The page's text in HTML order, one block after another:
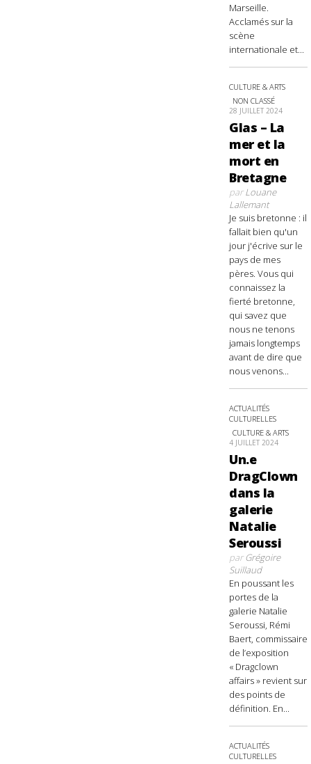
Marseille.
Acclamés sur la
scène
internationale et...
CULTURE & ARTS
NON CLASSÉ
28 JUILLET 2024
Glas – La
mer et la
mort en
Bretagne
parLouane
Lallemant
Je suis bretonne : il
fallait bien qu'un
jour j'écrive sur le
pays de mes
pères. Vous qui
connaissez la
fierté bretonne,
qui savez que
nous ne tenons
jamais longtemps
avant de dire que
nous venons...
ACTUALITÉS
CULTURELLES
CULTURE & ARTS
4 JUILLET 2024
Un.e
DragClown
dans la
galerie
Natalie
Seroussi
parGrégoire
Suillaud
En poussant les
portes de la
galerie Natalie
Seroussi, Rémi
Baert, commissaire
de l’exposition
« Dragclown
affairs » revient sur
des points de
définition. En...
ACTUALITÉS
CULTURELLES